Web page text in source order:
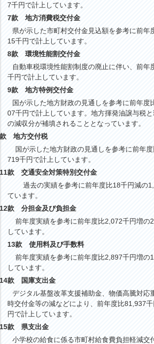
7千円で計上しています。
7款 地方消費税交付金
示した市町村交付金見込額を参考に前年
15千円で計上しています。
8款 環境性能割交付金
車税環境性能割制度の廃止に伴い、前年
千円で計上しています。
9款 地方特例交付金
示した地方財政の見通しを参考に前年度
07千円で計上しています。地方揮発油譲与税
の減収分が補填されることとなっています。
款 地方交付税
国が示した地方財政の見通しを参考に前年
719千円で計上しています。
11款 交通安全対策特別交付金
過去の実績を参考に前年度比18千円減の
ています。
12款 分担金及び負担金
前年度実績を参考に前年度比2,072千円増の
しています。
13款 使用料及び手数料
前年度実績を参考に前年度比2,897千円増の
しています。
14款 国庫支出金
タル基盤改革支援補助金、物価高騰対応重
時交付金等の減などにより、前年度比81,937
円で計上しています。
15款 県支出金
校の給食に係る市町村給食費負担軽減交付